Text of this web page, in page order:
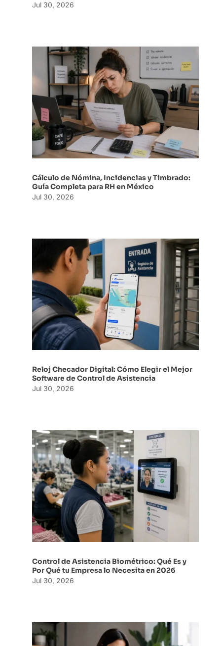
Jul 30, 2026
Cálculo de Nómina, Incidencias y Timbrado:
Guía Completa para RH en México
Jul 30, 2026
Reloj Checador Digital: Cómo Elegir el Mejor
Software de Control de Asistencia
Jul 30, 2026
Control de Asistencia Biométrico: Qué Es y
Por Qué tu Empresa lo Necesita en 2026
Jul 30, 2026